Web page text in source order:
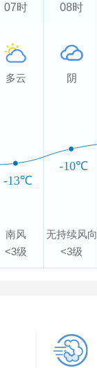
07时
多云
南风
<3级
08时
阴
无持续风向
<3级
-13℃
-10℃